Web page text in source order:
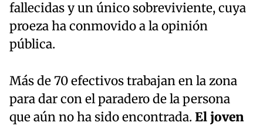
fallecidas y un único sobreviviente, cuya
proeza ha conmovido a la opinión
pública.
Más de 70 efectivos trabajan en la zona
para dar con el paradero de la persona
que aún no ha sido encontrada. El joven